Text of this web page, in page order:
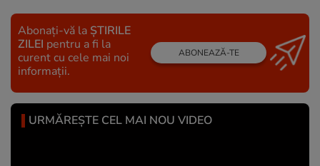
Abonați-vă la ȘTIRILE
ZILEI pentru a fi la
curent cu cele mai noi
informații.
ABONEAZĂ-TE
URMĂREȘTE CEL MAI NOU VIDEO